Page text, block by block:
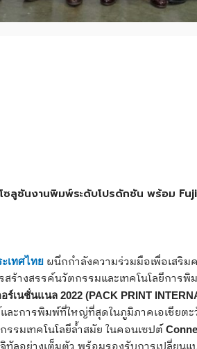
ลูชันงานพิมพ์ระดับโปรดักชัน พร้อม
เทศไทย ผนึกกำลังความร่วมมือเพื่อเสริม
างสรรค์นวัตกรรมและเทคโนโลยีการพิ
เนชั่นแนล 2022 (PACK PRINT
การพิมพ์ที่ใหญ่ที่สุดในภูมิภาคเอเชียตะ
มเทคโนโลยีล้ำสมัย ในคอนเซปต์